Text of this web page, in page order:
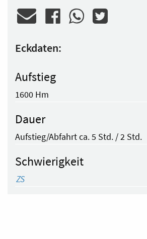
Eckdaten:
Aufstieg
1600 Hm
Dauer
Aufstieg/Abfahrt ca. 5 Std. / 2 Std.
Schwierigkeit
ZS